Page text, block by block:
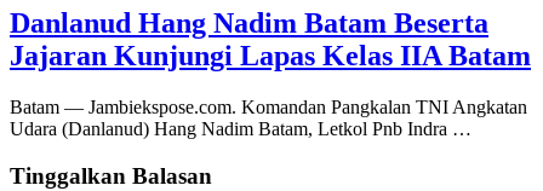
Danlanud Hang Nadim Batam Beserta
Jajaran Kunjungi Lapas Kelas IIA Batam
Batam — Jambiekspose.com. Komandan Pangkalan TNI Angkatan
Udara (Danlanud) Hang Nadim Batam, Letkol Pnb Indra …
Tinggalkan Balasan